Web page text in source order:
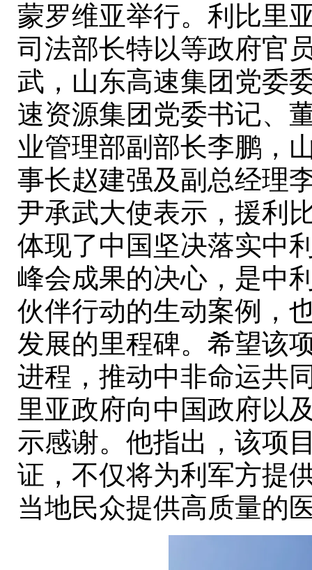
蒙罗维亚举行。利比里
司法部长特以等政府官
武，山东高速集团党委
速资源集团党委书记、
业管理部副部长李鹏，
事长赵建强及副总经理
尹承武大使表示，援利
体现了中国坚决落实中
峰会成果的决心，是中
伙伴行动的生动案例，
发展的里程碑。希望该
进程，推动中非命运共
里亚政府向中国政府以
示感谢。他指出，该项
证，不仅将为利军方提
当地民众提供高质量的